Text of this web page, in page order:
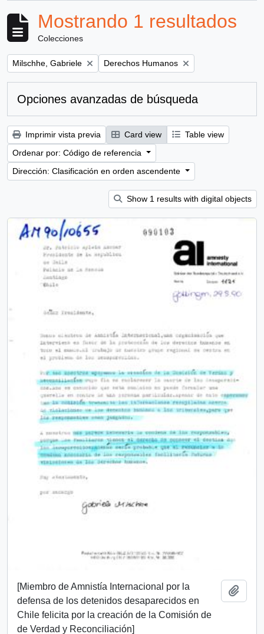
Mostrando 1 resultados
Colecciones
Remove filter:
Milschhe, Gabriele Remove filter:
Derechos Humanos
Opciones avanzadas de búsqueda
Imprimir vista previa Card view
Table view
Ordenar por: Código de referencia
Dirección: Clasificación en orden ascendente
Show 1 results with digital objects
[Miembro de Amnistía Internacional por la
defensa de los detenidos desaparecidos en
Chile felicita por la creación de la Comisión de
de Verdad y Reconciliación]